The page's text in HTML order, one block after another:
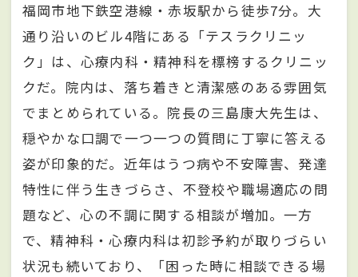
福岡市地下鉄空港線・赤坂駅から徒歩7分。大
通り沿いのビル4階にある「テスラクリニッ
ク」は、心療内科・精神科を標榜するクリニッ
クだ。院内は、落ち着きと清潔感のある雰囲気
でまとめられている。院長の三島康大先生は、
穏やかな口調で一つ一つの質問に丁寧に答える
姿が印象的だ。近年はうつ病や不安障害、発達
特性に伴う生きづらさ、不登校や職場適応の問
題など、心の不調に関する相談が増加。一方
で、精神科・心療内科は初診予約が取りづらい
状況も続いており、「困った時に相談できる場